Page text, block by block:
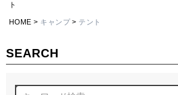
SEARCH
ト
HOME キャンプ テント